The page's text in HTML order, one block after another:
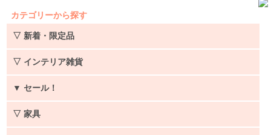
カテゴリーから探す
▽ 新着・限定品
▽ インテリア雑貨
▼ セール！
▽ 家具